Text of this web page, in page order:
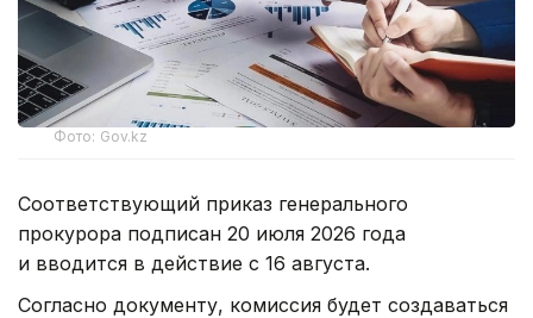
Фото: Gov.kz
Соответствующий приказ генерального
прокурора подписан 20 июля 2026 года
и вводится в действие с 16 августа.
Согласно документу, комиссия будет создаваться